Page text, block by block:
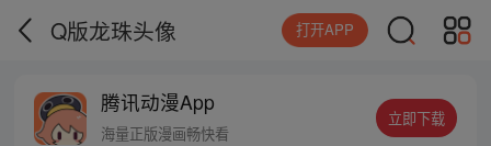
Q版龙珠头像 打开APP
腾讯动漫App
海量正版漫画畅快看
立即下载